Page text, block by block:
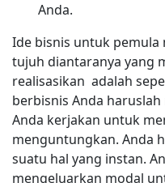
Anda.
Ide bisnis untuk pemula
tujuh diantaranya yang
realisasikan adalah
berbisnis Anda
Anda kerjakan untuk
menguntungkan. Anda
suatu hal yang instan.
mengeluarkan modal